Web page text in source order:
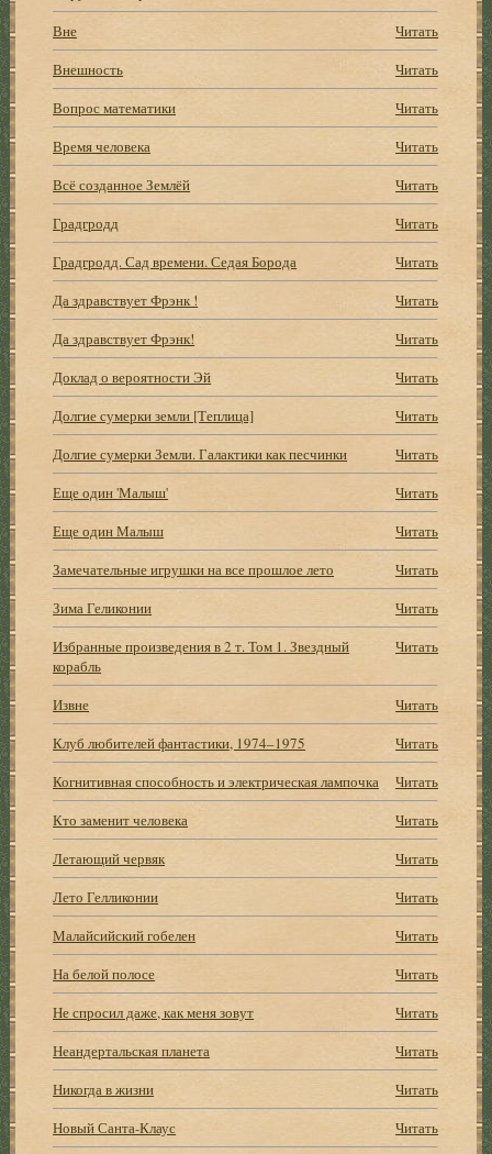
Вне
Читать
Внешность
Читать
Вопрос математики
Читать
Время человека
Читать
Всё созданное Землёй
Читать
Градгродд
Читать
Градгродд. Сад времени. Седая Борода
Читать
Да здравствует Фрэнк !
Читать
Да здравствует Фрэнк!
Читать
Доклад о вероятности Эй
Читать
Долгие сумерки земли [Теплица]
Читать
Долгие сумерки Земли. Галактики как песчинки
Читать
Еще один 'Малыш'
Читать
Еще один Малыш
Читать
Замечательные игрушки на все прошлое лето
Читать
Зима Геликонии
Читать
Избранные произведения в 2 т. Том 1. Звездный
корабль
Читать
Извне
Читать
Клуб любителей фантастики, 1974–1975
Читать
Когнитивная способность и электрическая лампочка
Читать
Кто заменит человека
Читать
Летающий червяк
Читать
Лето Гелликонии
Читать
Малайсийский гобелен
Читать
На белой полосе
Читать
Не спросил даже, как меня зовут
Читать
Неандертальская планета
Читать
Никогда в жизни
Читать
Новый Санта-Клаус
Читать